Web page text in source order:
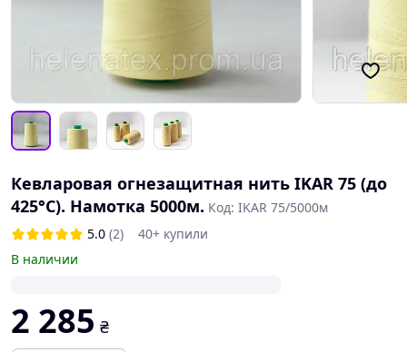
Кевларовая огнезащитная нить IKAR 75 (до
425°С). Намотка 5000м. Код: IKAR 75/5000м
5.0 (2)
40+ купили
В наличии
2 285 ₴